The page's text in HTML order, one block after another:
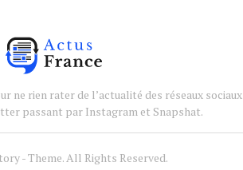
ne rien rater de l’actualité des réseaux sociaux
passant par Instagram et Snapshat.
- Theme. All Rights Reserved.